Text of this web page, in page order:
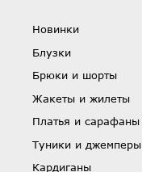
Новинки
Блузки
Брюки и шорты
Жакеты и жилеты
Платья и сарафаны
Туники и джемперы
Кардиганы